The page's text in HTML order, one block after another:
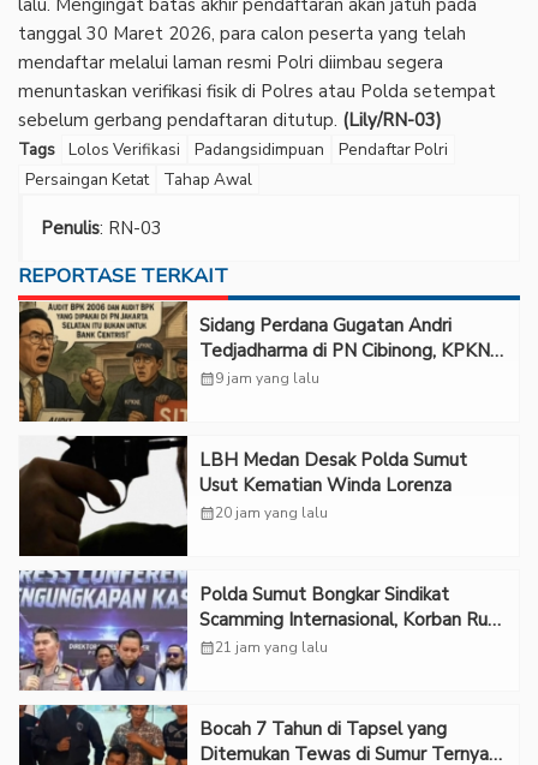
lalu. Mengingat batas akhir pendaftaran akan jatuh pada
tanggal 30 Maret 2026, para calon peserta yang telah
mendaftar melalui laman resmi Polri diimbau segera
menuntaskan verifikasi fisik di Polres atau Polda setempat
sebelum gerbang pendaftaran ditutup. (Lily/RN-03)
Tags Lolos Verifikasi Padangsidimpuan
Pendaftar Polri
Persaingan Ketat
Tahap Awal
Penulis: RN-03
REPORTASE TERKAIT
Sidang Perdana Gugatan Andri
Tedjadharma di PN Cibinong, KPKNL
dan PUPN Mangkir
calendar_month9 jam yang lalu
LBH Medan Desak Polda Sumut
Usut Kematian Winda Lorenza
calendar_month20 jam yang lalu
Polda Sumut Bongkar Sindikat
Scamming Internasional, Korban Rugi
Rp6,7 Miliar
calendar_month21 jam yang lalu
Bocah 7 Tahun di Tapsel yang
Ditemukan Tewas di Sumur Ternyata